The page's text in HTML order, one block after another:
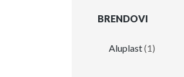
BRENDOVI
Aluplast(1)